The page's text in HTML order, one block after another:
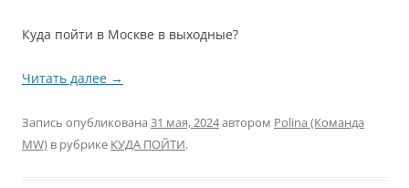
Куда пойти в Москве в выходные?
Читать далее →
Запись опубликована 31 мая, 2024автором Polina (Команда
MW) в рубрике КУДА ПОЙТИ.